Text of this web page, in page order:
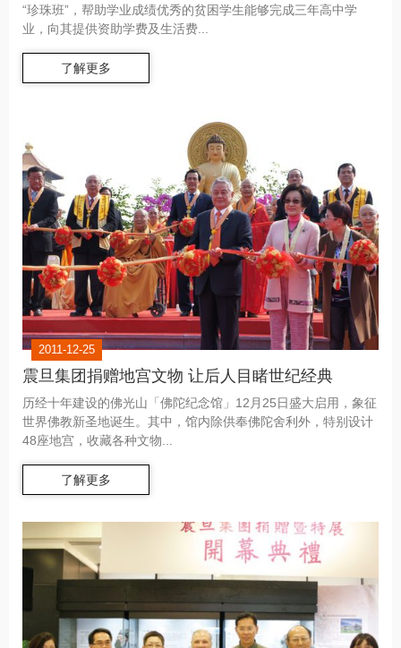
“珍珠班”，帮助学业成绩优秀的贫困学生能够完成三年高中学
业，向其提供资助学费及生活费...
了解更多
2011-12-25
震旦集团捐赠地宫文物 让后人目睹世纪经典
历经十年建设的佛光山「佛陀纪念馆」12月25日盛大启用，象征
世界佛教新圣地诞生。其中，馆内除供奉佛陀舍利外，特别设计
48座地宫，收藏各种文物...
了解更多